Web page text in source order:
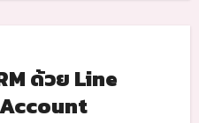
ด้วย Line